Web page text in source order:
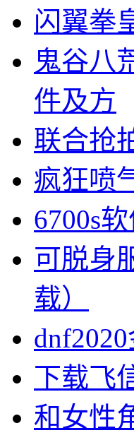
闪翼拳
鬼谷八
件及方
联合抢
疯狂喷
6700s
可脱身
载）
下载飞
和女性